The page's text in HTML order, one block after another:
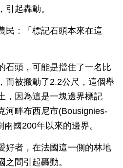
起轟動。
民：「標記石頭本來在這
石頭，可能是擋住了一名比
而被搬動了2.2公尺，這個舉
，因為這是一塊邊界標記
河畔布西尼市(Bousignies-
國200年以來的邊界。
好者，在法國這一側的林地
間引起轟動。